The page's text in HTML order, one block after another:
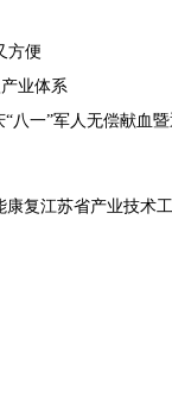
方便
业体系
一”军人无偿献血
复江苏省产业技术